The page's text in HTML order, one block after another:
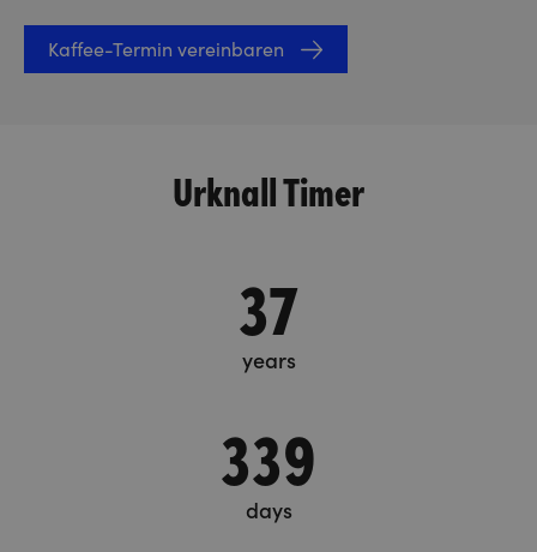
Kaffee-Termin vereinbaren
Urknall Timer
37
years
339
days